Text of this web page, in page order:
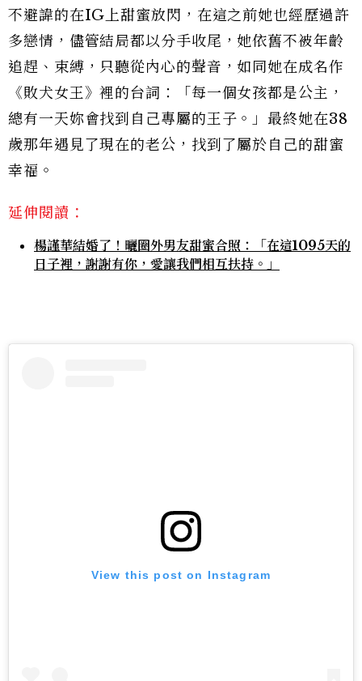
不避諱的在IG上甜蜜放閃，在這之前她也經歷過許
多戀情，儘管結局都以分手收尾，她依舊不被年齡
追趕、束縛，只聽從內心的聲音，如同她在成名作
《敗犬女王》裡的台詞：「每一個女孩都是公主，
總有一天妳會找到自己專屬的王子。」最終她在38
歲那年遇見了現在的老公，找到了屬於自己的甜蜜
幸福。
延伸閱讀：
楊謹華結婚了！曬圈外男友甜蜜合照：「在這1095天的
日子裡，謝謝有你，愛讓我們相互扶持。」
View this post on Instagram